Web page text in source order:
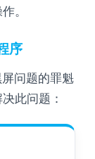
。
序
问题的罪魁
此问题：